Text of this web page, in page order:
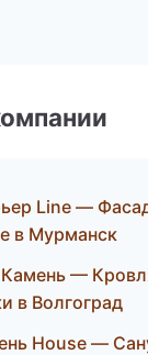
Line —
в Мурманск
—
в Волгоград
House —